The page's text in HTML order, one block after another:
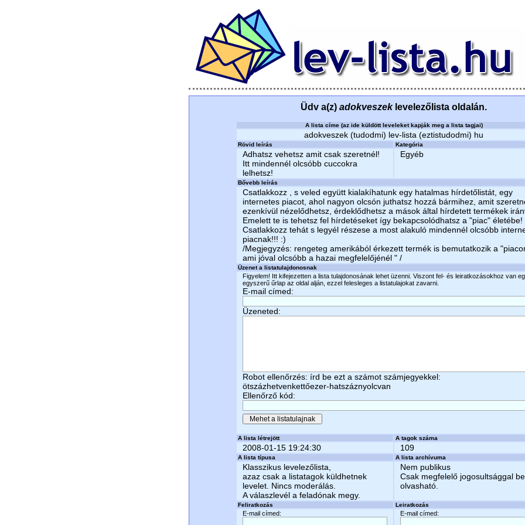
Üdv a(z) adokveszeklevelezőlista oldalán.
A lista címe (az ide küldött leveleket kapják meg a lista tagjai)
adokveszek (tudodmi) lev-lista (eztistudodmi) hu
Rövid leírás Kategória
Adhatsz vehetsz amit csak szeretnél!
Itt mindennél olcsóbb cuccokra
lelhetsz!
Egyéb
Bővebb leírás
Csatlakkozz , s veled együtt kialakíhatunk egy hatalmas hírdetőlistát, egy
internetes piacot, ahol nagyon olcsón juthatsz hozzá bármihez, amit
ezenkívül nézelődhetsz, érdeklődhetsz a mások által hírdetett termékek
Emelett te is tehetsz fel hírdetéseket így bekapcsolódhatsz a "piac" életébe!
Csatlakkozz tehát s legyél részese a most alakuló mindennél olcsóbb
piacnak!!! :)
/Megjegyzés: rengeteg amerikából érkezett termék is bemutatkozik a
ami jóval olcsóbb a hazai megfelelőjénél " /
Üzenet a listatulajdonosnak
Figyelem! Itt kifejezetten a lista tulajdonosának lehet üzenni. Viszont fel- és leiratkozásokhoz van
egyszerű űrlap az oldal alján, ezzel felesleges a listatulajokat zavarni.
E-mail címed:
Üzeneted:
Robot ellenőrzés: írd be ezt a számot számjegyekkel:
ötszázhetvenkettőezer-hatszáznyolcvan
Ellenőrző kód:
A lista létrejött A tagok száma
2008-01-15 19:24:30 109
A lista típusa A lista archívuma
Klasszikus levelezőlista,
azaz csak a listatagok küldhetnek
levelet. Nincs moderálás.
A válaszlevél a feladónak megy.
Nem publikus
Csak megfelelő jogosultsággal
olvasható.
Feliratkozás Leiratkozás
E-mail címed: E-mail címed: